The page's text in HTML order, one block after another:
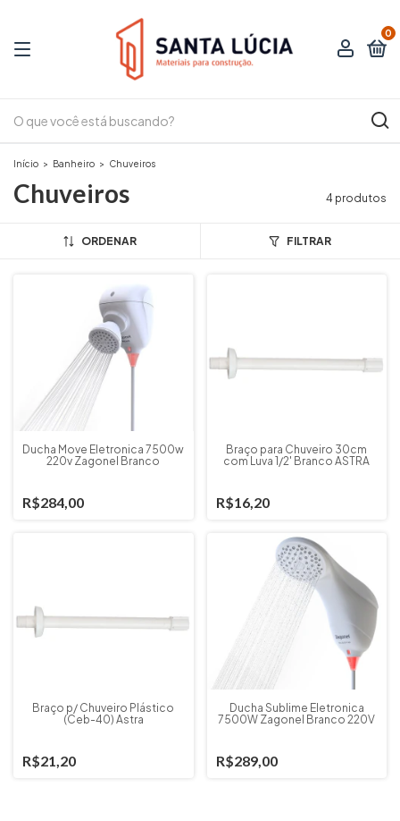
0
Início > Banheiro > Chuveiros
Chuveiros 4 produtos
ORDENAR FILTRAR
Ducha Move Eletronica 7500w
220v Zagonel Branco
R$284,00
Braço para Chuveiro 30cm
com Luva 1/2' Branco ASTRA
R$16,20
Braço p/ Chuveiro Plástico
(Ceb-40) Astra
R$21,20
Ducha Sublime Eletronica
7500W Zagonel Branco 220V
R$289,00